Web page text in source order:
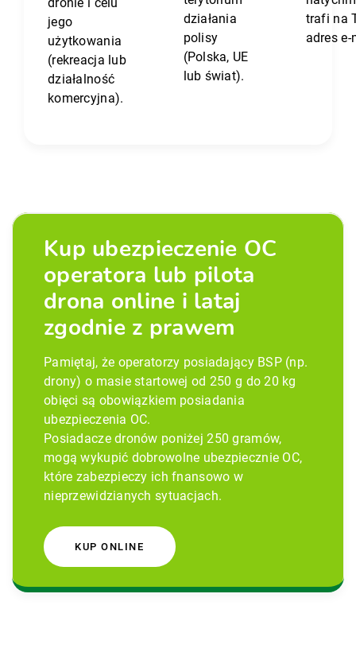
jego
użytkowania
(rekreacja lub
działalność
komercyjna).
działania
polisy
(Polska, UE
lub świat).
trafi na
adres
Kup ubezpieczenie OC
operatora lub pilota
drona online i lataj
zgodnie z prawem
Pamiętaj, że operatorzy posiadający BSP (np.
drony) o masie startowej od 250 g do 20 kg
obięci są obowiązkiem posiadania
ubezpieczenia OC.
Posiadacze dronów poniżej 250 gramów,
mogą wykupić dobrowolne ubezpiecznie OC,
które zabezpieczy ich fnansowo w
nieprzewidzianych sytuacjach.
KUP ONLINE